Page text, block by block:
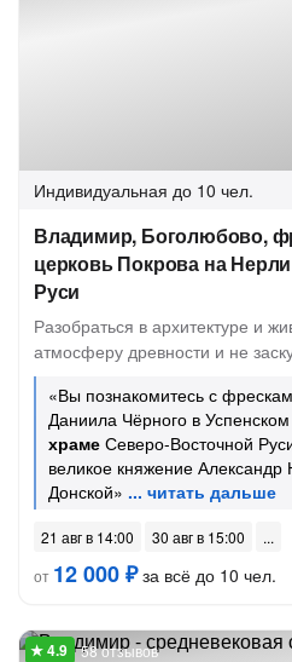
Индивидуальная до 10 чел.
Владимир, Боголюбово,
церковь Покрова на
Руси
Разобраться в архитектуре и
атмосферу древности и не
«Вы познакомитесь с
Даниила Чёрного в
храме Северо-Восточной
великое княжение Александр
Донской»
21 авг в 14:00
30 авг в 15:00
от 12 000 ₽за всё до 10 чел.
58 отзывов